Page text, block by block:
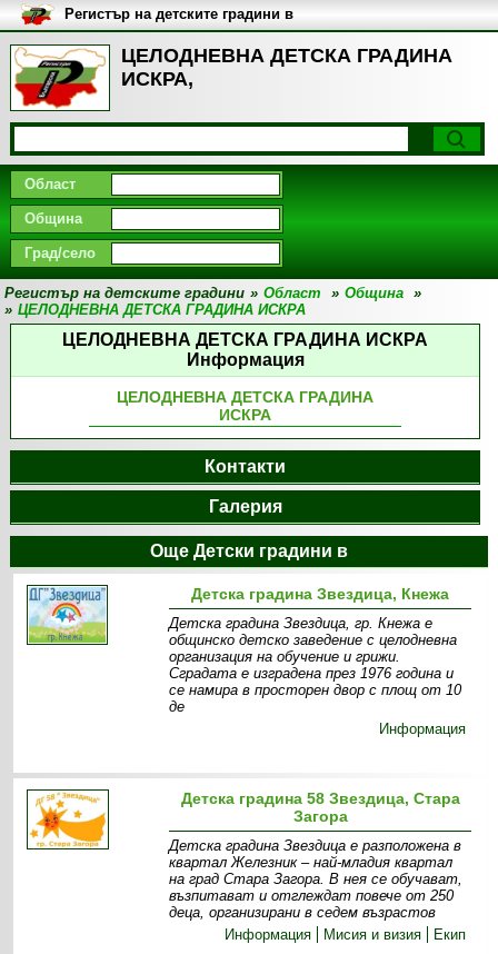
ЦЕЛОДНЕВНА ДЕТСКА ГРАДИНА
ИСКРА,
Регистър на детските градини в
България
Област
Община
Град/село
Регистър на детските градини » Област » Община
»
» ЦЕЛОДНЕВНА ДЕТСКА ГРАДИНА ИСКРА
ЦЕЛОДНЕВНА ДЕТСКА ГРАДИНА ИСКРА
Информация
ЦЕЛОДНЕВНА ДЕТСКА ГРАДИНА
ИСКРА
Контакти
Галерия
Още Детски градини в
Детска градина Звездица, Кнежа
Детска градина Звездица, гр. Кнежа е
общинско детско заведение с целодневна
организация на обучение и грижи.
Сградата е изградена през 1976 година и
се намира в просторен двор с площ от 10
де
Информация
Детска градина 58 Звездица, Стара
Загора
Детска градина Звездица е разположена в
квартал Железник – най-младия квартал
на град Стара Загора. В нея се обучават,
възпитават и отглеждат повече от 250
деца, организирани в седем възрастов
Информация
Мисия и визия Екип